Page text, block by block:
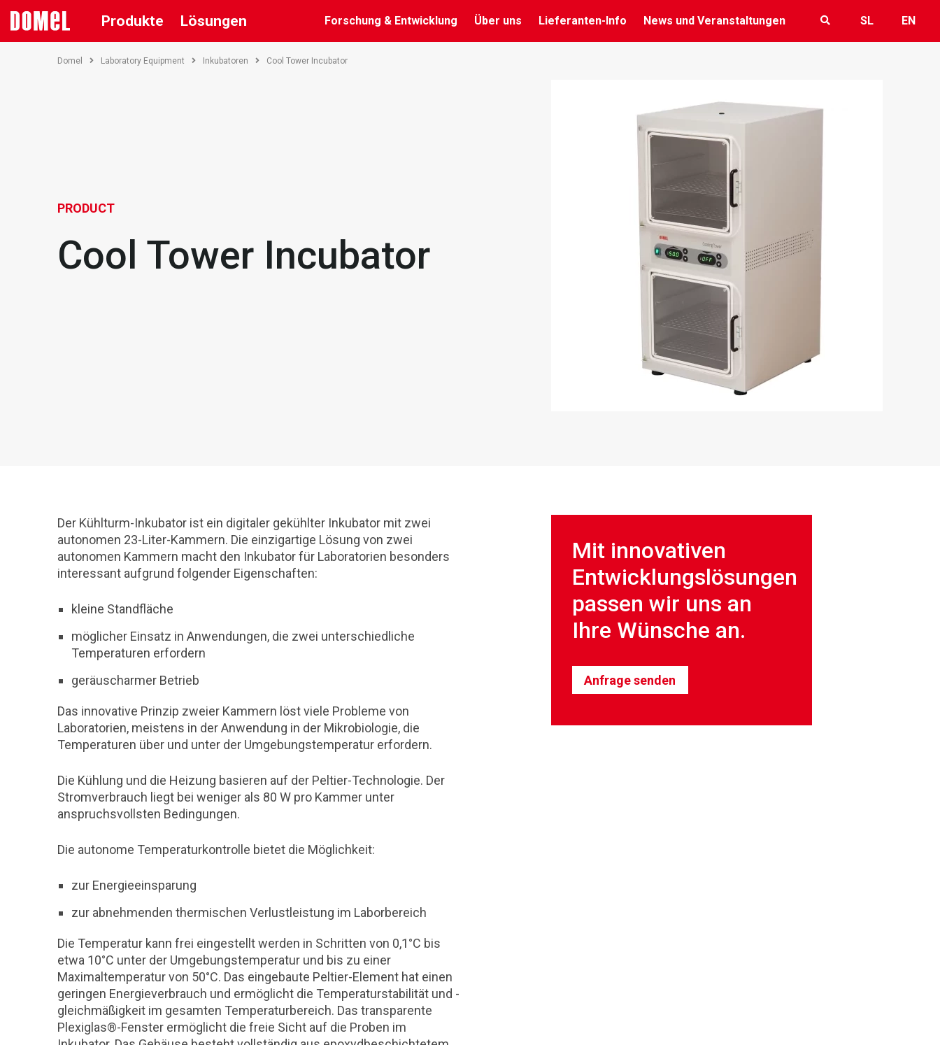
Produkte Lösungen Forschung & Entwicklung Über uns Lieferanten-Info News und Veranstaltungen SL EN
Domel Laboratory Equipment Inkubatoren Cool Tower Incubator
PRODUCT
Cool Tower Incubator
Der Kühlturm-Inkubator ist ein digitaler gekühlter Inkubator mit zwei
autonomen 23-Liter-Kammern. Die einzigartige Lösung von zwei
autonomen Kammern macht den Inkubator für Laboratorien besonders
interessant aufgrund folgender Eigenschaften:
kleine Standfläche
möglicher Einsatz in Anwendungen, die zwei unterschiedliche
Temperaturen erfordern
geräuscharmer Betrieb
Das innovative Prinzip zweier Kammern löst viele Probleme von
Laboratorien, meistens in der Anwendung in der Mikrobiologie, die
Temperaturen über und unter der Umgebungstemperatur erfordern.
Die Kühlung und die Heizung basieren auf der Peltier-Technologie. Der
Stromverbrauch liegt bei weniger als 80 W pro Kammer unter
anspruchsvollsten Bedingungen.
Die autonome Temperaturkontrolle bietet die Möglichkeit:
zur Energieeinsparung
zur abnehmenden thermischen Verlustleistung im Laborbereich
Die Temperatur kann frei eingestellt werden in Schritten von 0,1°C bis
etwa 10°C unter der Umgebungstemperatur und bis zu einer
Maximaltemperatur von 50°C. Das eingebaute Peltier-Element hat einen
geringen Energieverbrauch und ermöglicht die Temperaturstabilität und -
gleichmäßigkeit im gesamten Temperaturbereich. Das transparente
Plexiglas®-Fenster ermöglicht die freie Sicht auf die Proben im
Mit innovativen
Entwicklungslösungen
passen wir uns an
Ihre Wünsche an.
Anfrage senden